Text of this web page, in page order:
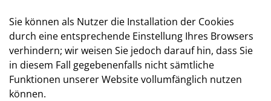
Sie können als Nutzer die Installation der Cookies
durch eine entsprechende Einstellung Ihres Browsers
verhindern; wir weisen Sie jedoch darauf hin, dass Sie
in diesem Fall gegebenenfalls nicht sämtliche
Funktionen unserer Website vollumfänglich nutzen
können.